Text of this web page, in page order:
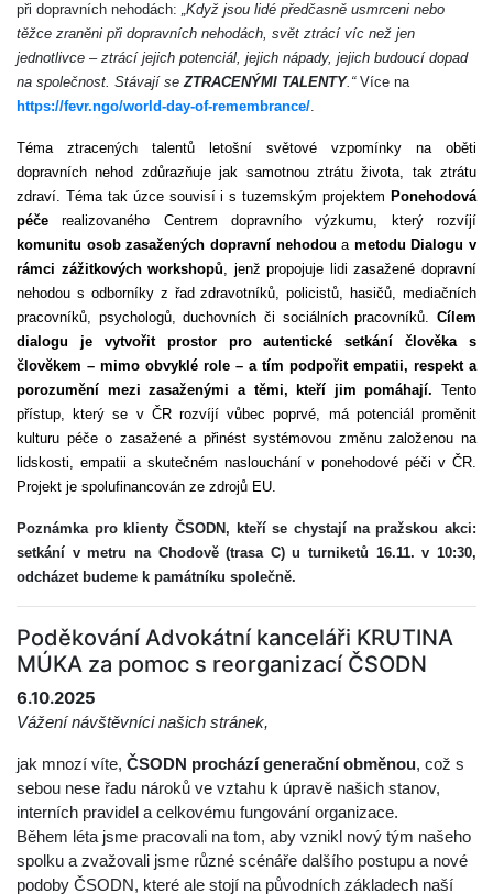
při dopravních nehodách: „Když jsou lidé předčasně usmrceni nebo
těžce zraněni při dopravních nehodách, svět ztrácí víc než jen
jednotlivce – ztrácí jejich potenciál, jejich nápady, jejich budoucí dopad
na společnost. Stávají seZTRACENÝMI TALENTY.“ Více na
https://fevr.ngo/world-day-of-remembrance/.
Téma ztracených talentů letošní světové vzpomínky na oběti
dopravních nehod zdůrazňuje jak samotnou ztrátu života, tak ztrátu
zdraví. Téma tak úzce souvisí i s tuzemským projektem Ponehodová
péčerealizovaného Centrem dopravního výzkumu, který rozvíjí
komunitu osob zasažených dopravní nehodoua metodu Dialogu v
rámci zážitkových workshopů, jenž propojuje lidi zasažené dopravní
nehodou s odborníky z řad zdravotníků, policistů, hasičů, mediačních
pracovníků, psychologů, duchovních či sociálních pracovníků.Cílem
dialogu
je vytvořit prostor pro autentické setkání člověka s
člověkem – mimo obvyklé role – a tím podpořit empatii, respekt a
porozumění mezi zasaženými a těmi, kteří jim pomáhají. Tento
přístup, který se v ČRrozvíjí vůbec poprvé, má potenciál proměnit
kulturu péče o zasažené a přinést systémovou změnu založenou na
lidskosti, empatii a skutečném naslouchání v ponehodové péči v ČR.
Projekt je spolufinancován ze zdrojů EU.
Poznámka pro klienty ČSODN, kteří se chystají na pražskou akci:
setkání v metru na Chodově (trasa C) u turniketů 16.11. v 10:30,
odcházet budeme k památníku společně.
Poděkování Advokátní kanceláři KRUTINA
MÚKA za pomoc s reorganizací ČSODN
6.10.2025
Vážení návštěvníci našich stránek,
jak mnozí víte, ČSODN prochází generační obměnou, což s
sebou nese řadu nároků ve vztahu k úpravě našich stanov,
interních pravidel a celkovému fungování organizace.
Během léta jsme pracovali na tom, aby vznikl nový tým našeho
spolku a zvažovali jsme různé scénáře dalšího postupu a nové
podoby ČSODN, které ale stojí na původních základech naší